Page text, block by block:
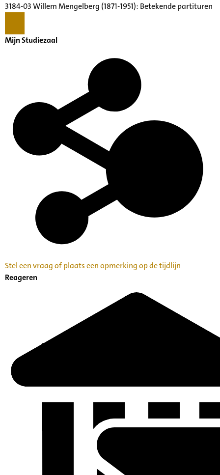
3184-03 Willem Mengelberg (1871-1951): Betekende partituren
Mijn Studiezaal
Stel een vraag of plaats een opmerking op de tijdlijn
Reageren